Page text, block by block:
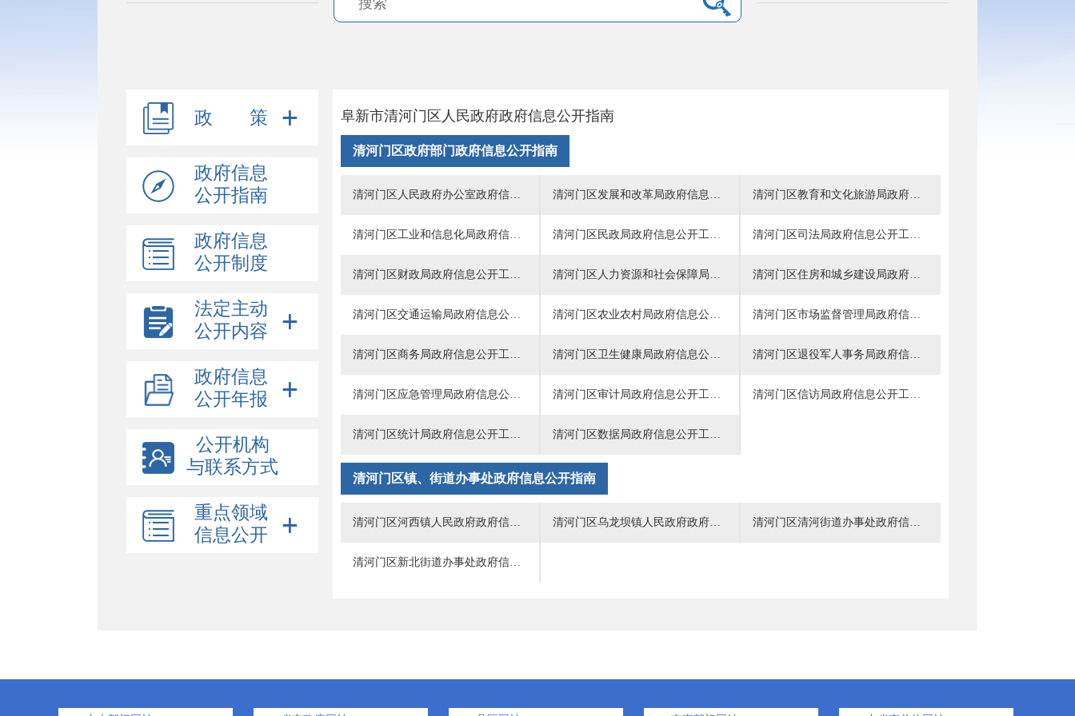
政 策
政府信息
公开指南
政府信息
公开制度
法定主动
公开内容
政府信息
公开年报
公开机构
与联系方式
重点领域
信息公开
阜新市清河门区人民政府政府信息公开指南
清河门区政府部门政府信息公开指南
清河门区人民政府办公室政府信息公开工作指南 清河门区发展和改革局政府信息公开工作指南 清河门区教育和文化旅游局政府信息公开工作指南
清河门区工业和信息化局政府信息公开工作指南 清河门区民政局政府信息公开工作指南 清河门区司法局政府信息公开工作指南
清河门区财政局政府信息公开工作指南 清河门区人力资源和社会保障局政府信息公开工作指南 清河门区住房和城乡建设局政府信息公开工作指南
清河门区交通运输局政府信息公开工作指南 清河门区农业农村局政府信息公开工作指南 清河门区市场监督管理局政府信息公开工作指南
清河门区商务局政府信息公开工作指南 清河门区卫生健康局政府信息公开工作指南 清河门区退役军人事务局政府信息公开工作指南
清河门区应急管理局政府信息公开工作指南 清河门区审计局政府信息公开工作指南 清河门区信访局政府信息公开工作指南
清河门区统计局政府信息公开工作指南 清河门区数据局政府信息公开工作指南
清河门区镇、街道办事处政府信息公开指南
清河门区河西镇人民政府政府信息公开工作指南 清河门区乌龙坝镇人民政府政府信息公开工作指南 清河门区清河街道办事处政府信息公开工作指南
清河门区新北街道办事处政府信息公开工作指南